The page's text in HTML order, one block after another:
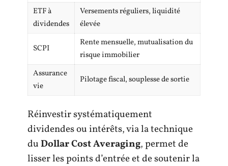
ETF à
dividendes
Versements réguliers, liquidité
élevée
SCPI
Rente mensuelle, mutualisation du
risque immobilier
Assurance
vie
Pilotage fiscal, souplesse de sortie
Réinvestir systématiquement
dividendes ou intérêts, via la technique
duDollar Cost Averaging, permet de
lisser les points d’entrée et de soutenir la